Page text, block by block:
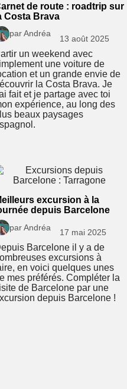
de route : roadtrip sur
Costa Brava
par Andréa
13 août 2025
un weekend avec
une voiture de
et un grande envie de
la Costa Brava. Je
fait et je partage avec toi
expérience, au long des
beaux paysages
excursion à la
depuis Barcelone
par Andréa
17 mai 2025
Barcelone il y a de
excursions à
en voici quelques unes
mes préférés. Compléter la
de Barcelone par une
depuis Barcelone !